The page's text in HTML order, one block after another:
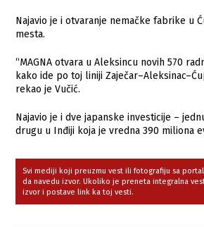
Najavio je i otvaranje nemačke fabrike u
mesta.
“MAGNA otvara u Aleksincu novih 570
kako ide po toj liniji
rekao je Vučić.
Najavio je i dve japanske investicije –
drugu u Inđiji koja je vredna 390 miliona
Svi mediji koji preuzmu vest ili fotografiju sa
da navedu izvor. Ukoliko je preneta integralna
izvor i postave link ka toj vesti.